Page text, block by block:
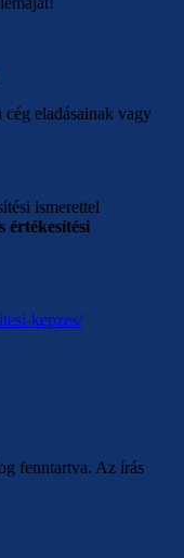
eladásainak vagy
ismerettel
értékesítési
kepzes/
fenntartva. Az írás